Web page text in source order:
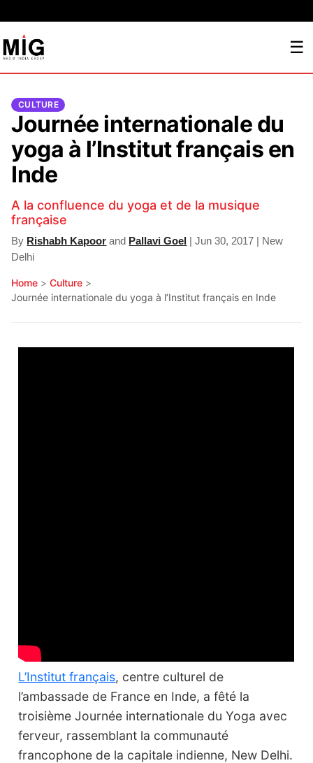
☰
CULTURE
Journée internationale du
yoga à l’Institut français en
Inde
A la confluence du yoga et de la musique
française
By Rishabh Kapoor and Pallavi Goel | Jun 30, 2017 | New
Delhi
Home >Culture >
Journée internationale du yoga à l’Institut français en Inde
L’Institut français, centre culturel de
l’ambassade de France en Inde, a fêté la
troisième Journée internationale du Yoga avec
ferveur, rassemblant la communauté
francophone de la capitale indienne, New Delhi.